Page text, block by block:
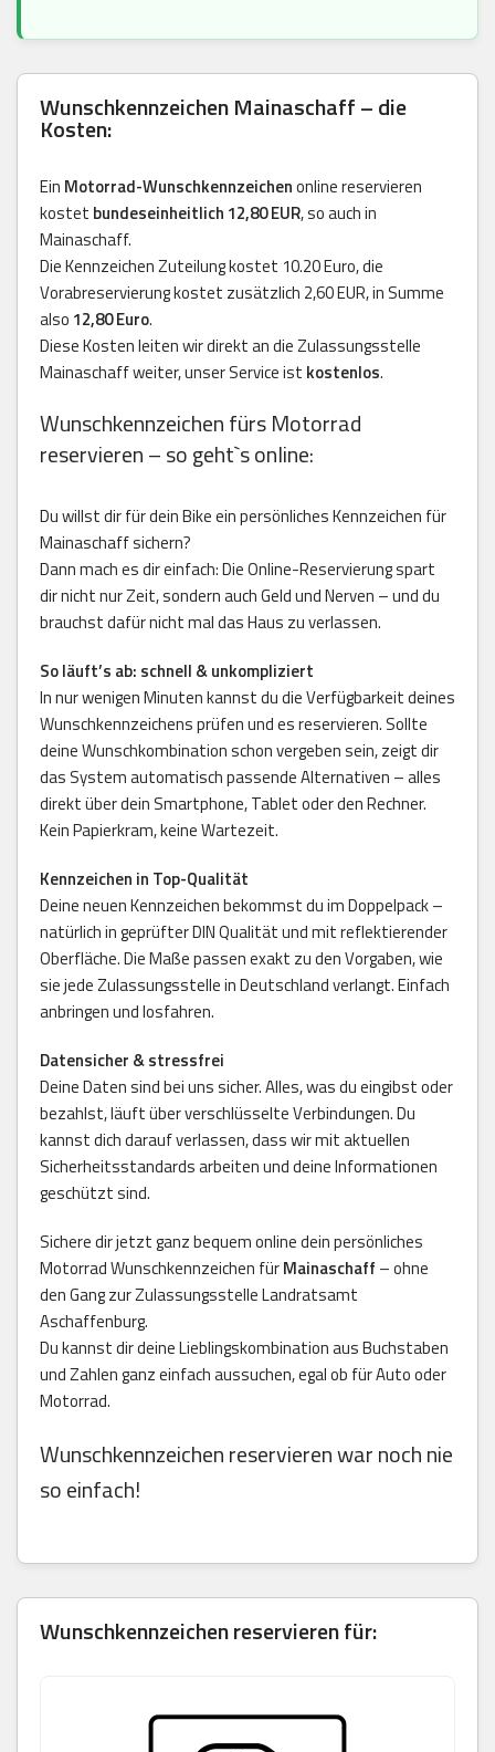
Wunschkennzeichen Mainaschaff – die
Kosten:
Ein Motorrad-Wunschkennzeichenonline reservieren
kostet bundeseinheitlich 12,80 EUR, so auch in
Mainaschaff.
Die Kennzeichen Zuteilung kostet 10.20 Euro, die
Vorabreservierung kostet zusätzlich 2,60 EUR, in Summe
also 12,80 Euro.
Diese Kosten leiten wir direkt an die Zulassungsstelle
Mainaschaff weiter, unser Service ist kostenlos.
Wunschkennzeichen fürs Motorrad
reservieren – so geht`s online:
Du willst dir für dein Bike ein persönliches Kennzeichen für
Mainaschaff sichern?
Dann mach es dir einfach: Die Online-Reservierung spart
dir nicht nur Zeit, sondern auch Geld und Nerven – und du
brauchst dafür nicht mal das Haus zu verlassen.
So läuft’s ab: schnell & unkompliziert
In nur wenigen Minuten kannst du die Verfügbarkeit deines
Wunschkennzeichens prüfen und es reservieren. Sollte
deine Wunschkombination schon vergeben sein, zeigt dir
das System automatisch passende Alternativen – alles
direkt über dein Smartphone, Tablet oder den Rechner.
Kein Papierkram, keine Wartezeit.
Kennzeichen in Top-Qualität
Deine neuen Kennzeichen bekommst du im Doppelpack –
natürlich in geprüfter DIN Qualität und mit reflektierender
Oberfläche. Die Maße passen exakt zu den Vorgaben, wie
sie jede Zulassungsstelle in Deutschland verlangt. Einfach
anbringen und losfahren.
Datensicher & stressfrei
Deine Daten sind bei uns sicher. Alles, was du eingibst oder
bezahlst, läuft über verschlüsselte Verbindungen. Du
kannst dich darauf verlassen, dass wir mit aktuellen
Sicherheitsstandards arbeiten und deine Informationen
geschützt sind.
Sichere dir jetzt ganz bequem online dein persönliches
Motorrad Wunschkennzeichen fürMainaschaff – ohne
den Gang zur Zulassungsstelle Landratsamt
Aschaffenburg.
Du kannst dir deine Lieblingskombination aus Buchstaben
und Zahlen ganz einfach aussuchen, egal ob für Auto oder
Motorrad.
Wunschkennzeichen reservieren war noch nie
so einfach!
Wunschkennzeichen reservieren für: